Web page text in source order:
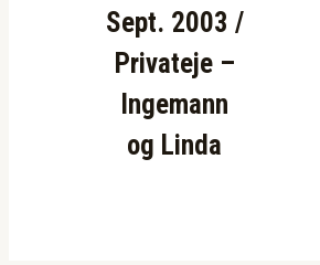
Sept. 2003 /
Privateje –
Ingemann
og Linda